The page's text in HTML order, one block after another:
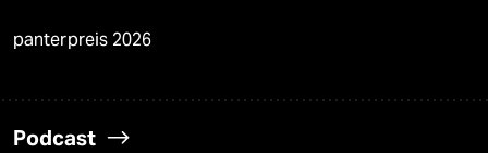
panterpreis 2026
Podcast